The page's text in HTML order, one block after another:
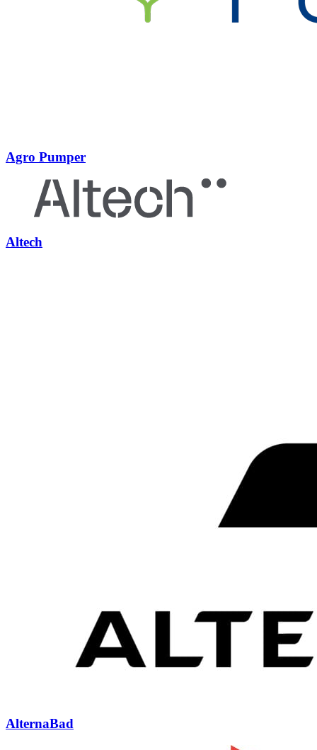
Agro Pumper
Altech
AlternaBad